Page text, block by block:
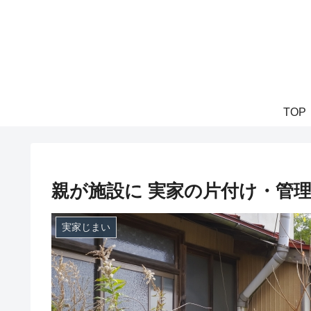
TOP
親が施設に 実家の片付け・管
実家じまい